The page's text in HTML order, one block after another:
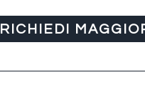
RICHIEDI